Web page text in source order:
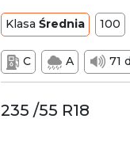
Klasa Średnia 100
C A 71
235 /55 R18